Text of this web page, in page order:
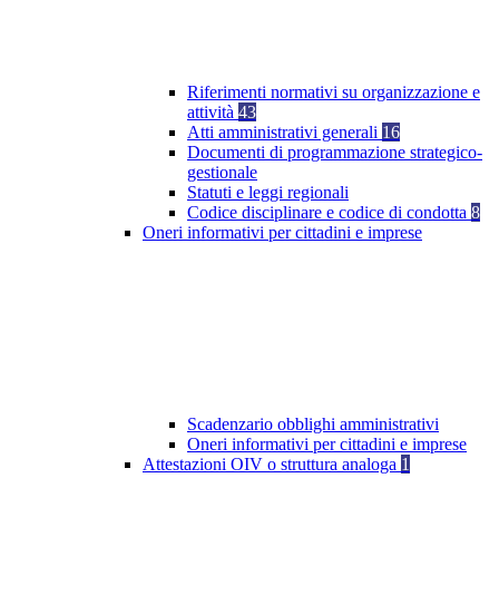
Riferimenti normativi su organizzazione e
attività 43
Atti amministrativi generali 16
Documenti di programmazione strategico-
gestionale
Statuti e leggi regionali
Codice disciplinare e codice di condotta 8
Oneri informativi per cittadini e imprese
Scadenzario obblighi amministrativi
Oneri informativi per cittadini e imprese
Attestazioni OIV o struttura analoga 1